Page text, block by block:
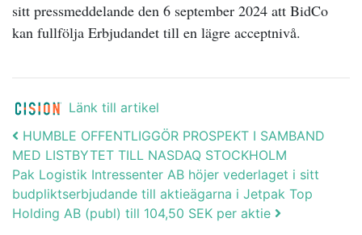
sitt pressmeddelande den 6 september 2024 att BidCo
kan fullfölja Erbjudandet till en lägre acceptnivå.
Länk till artikel
Post navigation
HUMBLE OFFENTLIGGÖR PROSPEKT I SAMBAND
MED LISTBYTET TILL NASDAQ STOCKHOLM
Pak Logistik Intressenter AB höjer vederlaget i sitt
budpliktserbjudande till aktieägarna i Jetpak Top
Holding AB (publ) till 104,50 SEK per aktie